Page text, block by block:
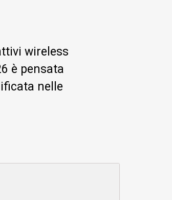
wireless
è pensata
nelle